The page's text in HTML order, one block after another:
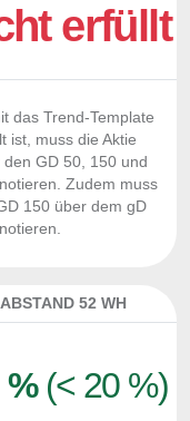
erfüllt
das Trend-Template
ist, muss die Aktie
den GD 50, 150 und
Zudem muss
150 über dem gD
ABSTAND 52 WH
% (< 20 %)